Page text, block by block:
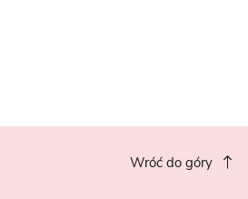
Wróć do góry